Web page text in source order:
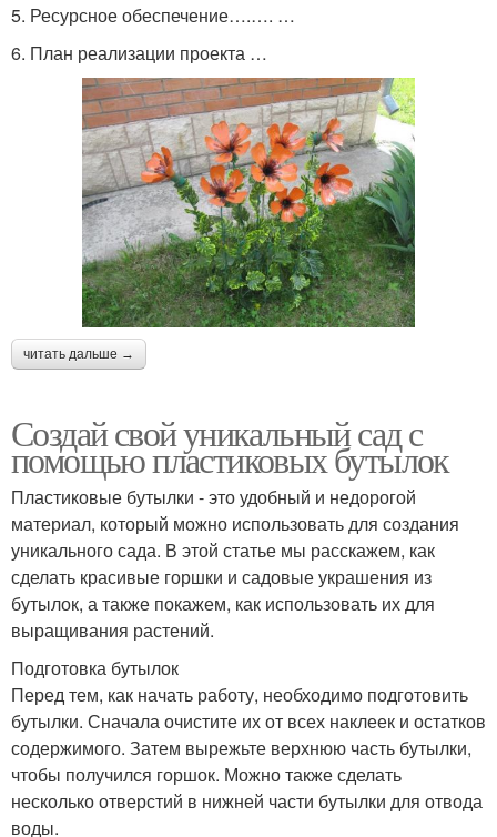
5. Ресурсное обеспечение….…. …
6. План реализации проекта …
читать дальше →
Создай свой уникальный сад с
помощью пластиковых бутылок
Пластиковые бутылки - это удобный и недорогой
материал, который можно использовать для создания
уникального сада. В этой статье мы расскажем, как
сделать красивые горшки и садовые украшения из
бутылок, а также покажем, как использовать их для
выращивания растений.
Подготовка бутылок
Перед тем, как начать работу, необходимо подготовить
бутылки. Сначала очистите их от всех наклеек и остатков
содержимого. Затем вырежьте верхнюю часть бутылки,
чтобы получился горшок. Можно также сделать
несколько отверстий в нижней части бутылки для отвода
воды.